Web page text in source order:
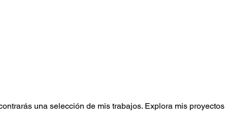
una selección de mis trabajos. Explora mis proyectos